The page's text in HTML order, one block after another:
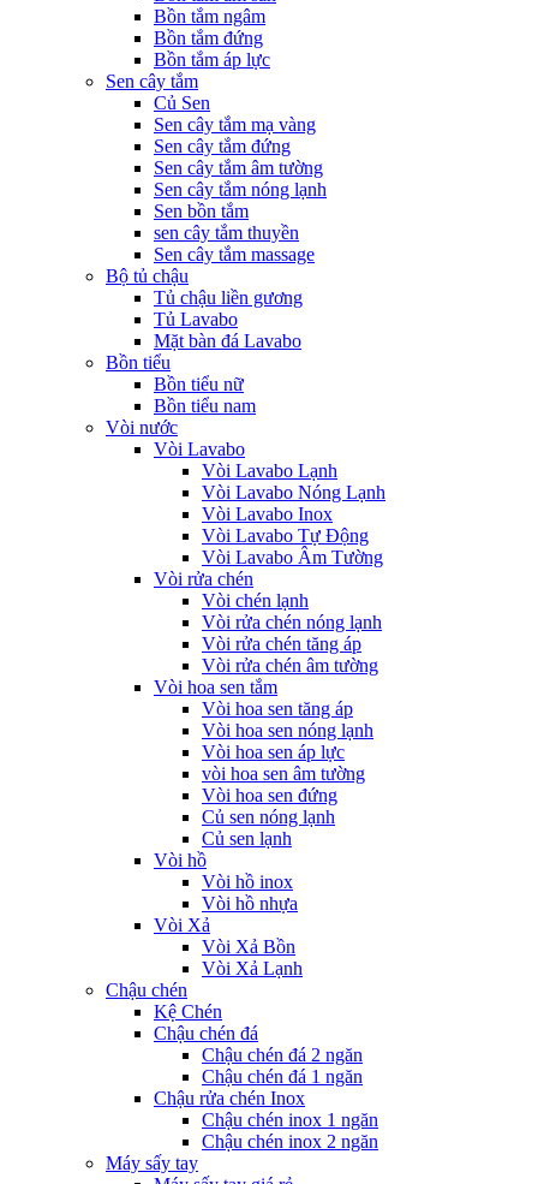
Bồn tắm ngâm
Bồn tắm đứng
Bồn tắm áp lực
Sen cây tắm
Củ Sen
Sen cây tắm mạ vàng
Sen cây tắm đứng
Sen cây tắm âm tường
Sen cây tắm nóng lạnh
Sen bồn tắm
sen cây tắm thuyền
Sen cây tắm massage
Bộ tủ chậu
Tủ chậu liền gương
Tủ Lavabo
Mặt bàn đá Lavabo
Bồn tiểu
Bồn tiểu nữ
Bồn tiểu nam
Vòi nước
Vòi Lavabo
Vòi Lavabo Lạnh
Vòi Lavabo Nóng Lạnh
Vòi Lavabo Inox
Vòi Lavabo Tự Động
Vòi Lavabo Âm Tường
Vòi rửa chén
Vòi chén lạnh
Vòi rửa chén nóng lạnh
Vòi rửa chén tăng áp
Vòi rửa chén âm tường
Vòi hoa sen tắm
Vòi hoa sen tăng áp
Vòi hoa sen nóng lạnh
Vòi hoa sen áp lực
vòi hoa sen âm tường
Vòi hoa sen đứng
Củ sen nóng lạnh
Củ sen lạnh
Vòi hồ
Vòi hồ inox
Vòi hồ nhựa
Vòi Xả
Vòi Xả Bồn
Vòi Xả Lạnh
Chậu chén
Kệ Chén
Chậu chén đá
Chậu chén đá 2 ngăn
Chậu chén đá 1 ngăn
Chậu rửa chén Inox
Chậu chén inox 1 ngăn
Chậu chén inox 2 ngăn
Máy sấy tay